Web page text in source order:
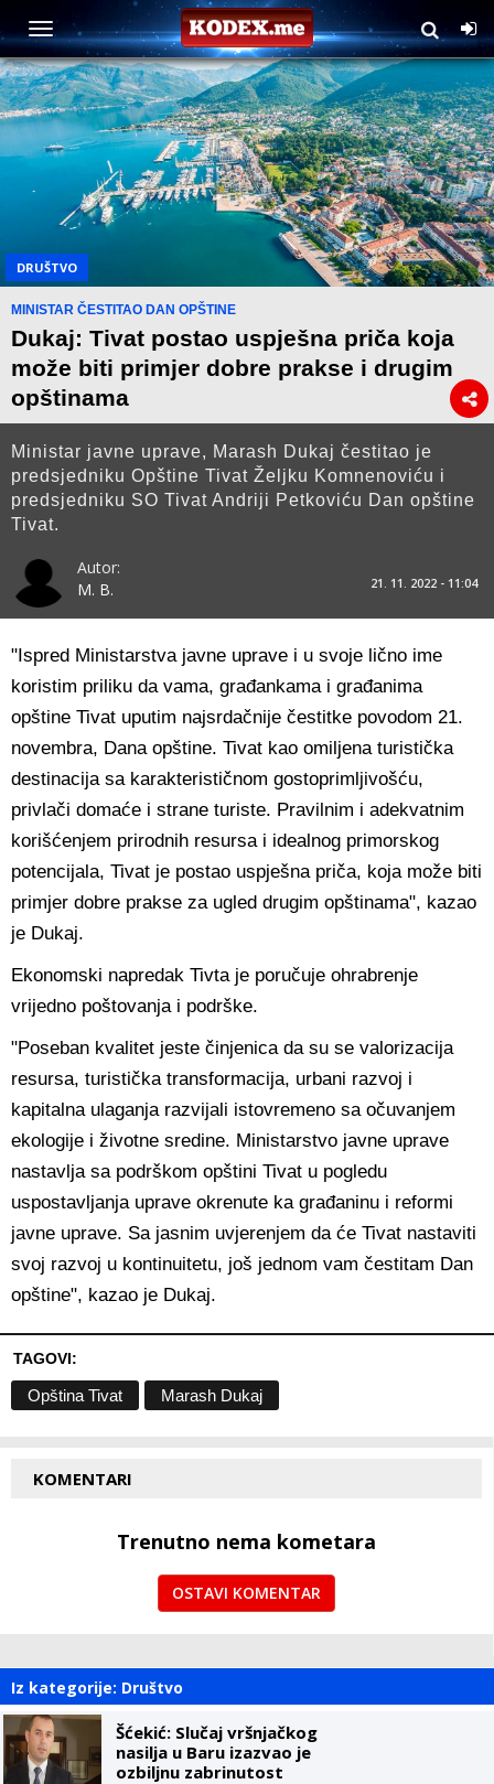
DRUŠTVO
MINISTAR ČESTITAO DAN OPŠTINE
Dukaj: Tivat postao uspješna priča koja
može biti primjer dobre prakse i drugim
opštinama
Ministar javne uprave, Marash Dukaj čestitao je
predsjedniku Opštine Tivat Željku Komnenoviću i
predsjedniku SO Tivat Andriji Petkoviću Dan opštine
Tivat.
Autor:
M. B.
21. 11. 2022 - 11:04
"Ispred Ministarstva javne uprave i u svoje lično ime
koristim priliku da vama, građankama i građanima
opštine Tivat uputim najsrdačnije čestitke povodom 21.
novembra, Dana opštine. Tivat kao omiljena turistička
destinacija sa karakterističnom gostoprimljivošću,
privlači domaće i strane turiste. Pravilnim i adekvatnim
korišćenjem prirodnih resursa i idealnog primorskog
potencijala, Tivat je postao uspješna priča, koja može biti
primjer dobre prakse za ugled drugim opštinama", kazao
je Dukaj.
Ekonomski napredak Tivta je poručuje ohrabrenje
vrijedno poštovanja i podrške.
"Poseban kvalitet jeste činjenica da su se valorizacija
resursa, turistička transformacija, urbani razvoj i
kapitalna ulaganja razvijali istovremeno sa očuvanjem
ekologije i životne sredine. Ministarstvo javne uprave
nastavlja sa podrškom opštini Tivat u pogledu
uspostavljanja uprave okrenute ka građaninu i reformi
javne uprave. Sa jasnim uvjerenjem da će Tivat nastaviti
svoj razvoj u kontinuitetu, još jednom vam čestitam Dan
opštine", kazao je Dukaj.
TAGOVI:
Opština Tivat Marash Dukaj
KOMENTARI
Trenutno nema kometara
OSTAVI KOMENTAR
Iz kategorije: Društvo
Šćekić: Slučaj vršnjačkog
nasilja u Baru izazvao je
ozbiljnu zabrinutost